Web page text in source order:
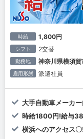
時給 1,800円
シフト 2交替
勤務地 神奈川県横須
雇用形態 派遣社員
大手自動車メーカ
時給1800円!給与
横浜へのアクセス